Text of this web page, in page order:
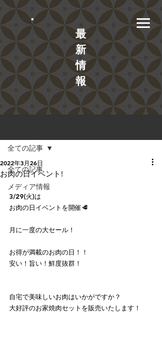
​最
新
情
報
全ての記事
メディア情報
全ての記事
お肉の日イベント!
2022年3月26日
3/29(火)は
お肉の日イベントを開催🥩
月に一度の大セール！
お得が満載のお肉の日！！
安い！旨い！鮮度抜群！
自宅で美味しいお肉はいかがですか？
大好評のお家焼肉セットを販売いたします！